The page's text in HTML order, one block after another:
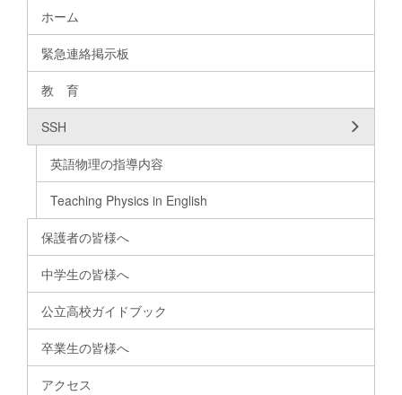
ホーム
緊急連絡掲示板
教 育
SSH
英語物理の指導内容
Teaching Physics in English
保護者の皆様へ
中学生の皆様へ
公立高校ガイドブック
卒業生の皆様へ
アクセス